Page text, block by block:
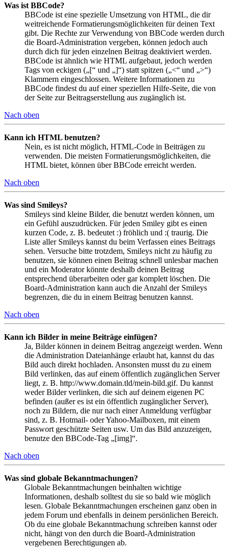
Was ist BBCode?
BBCode ist eine spezielle Umsetzung von HTML, die dir
weitreichende Formatierungsmöglichkeiten für deinen Text
gibt. Die Rechte zur Verwendung von BBCode werden durch
die Board-Administration vergeben, können jedoch auch
durch dich für jeden einzelnen Beitrag deaktiviert werden.
BBCode ist ähnlich wie HTML aufgebaut, jedoch werden
Tags von eckigen („[“ und „]“) statt spitzen („<“ und „>“)
Klammern eingeschlossen. Weitere Informationen zu
BBCode findest du auf einer speziellen Hilfe-Seite, die von
der Seite zur Beitragserstellung aus zugänglich ist.
Nach oben
Kann ich HTML benutzen?
Nein, es ist nicht möglich, HTML-Code in Beiträgen zu
verwenden. Die meisten Formatierungsmöglichkeiten, die
HTML bietet, können über BBCode erreicht werden.
Nach oben
Was sind Smileys?
Smileys sind kleine Bilder, die benutzt werden können, um
ein Gefühl auszudrücken. Für jeden Smiley gibt es einen
kurzen Code, z. B. bedeutet :) fröhlich und :( traurig. Die
Liste aller Smileys kannst du beim Verfassen eines Beitrags
sehen. Versuche bitte trotzdem, Smileys nicht zu häufig zu
benutzen, sie können einen Beitrag schnell unlesbar machen
und ein Moderator könnte deshalb deinen Beitrag
entsprechend überarbeiten oder gar komplett löschen. Die
Board-Administration kann auch die Anzahl der Smileys
begrenzen, die du in einem Beitrag benutzen kannst.
Nach oben
Kann ich Bilder in meine Beiträge einfügen?
Ja, Bilder können in deinem Beitrag angezeigt werden. Wenn
die Administration Dateianhänge erlaubt hat, kannst du das
Bild auch direkt hochladen. Ansonsten musst du zu einem
Bild verlinken, das auf einem öffentlich zugänglichen Server
liegt, z. B. http://www.domain.tld/mein-bild.gif. Du kannst
weder Bilder verlinken, die sich auf deinem eigenen PC
befinden (außer es ist ein öffentlich zugänglicher Server),
noch zu Bildern, die nur nach einer Anmeldung verfügbar
sind, z. B. Hotmail- oder Yahoo-Mailboxen, mit einem
Passwort geschützte Seiten usw. Um das Bild anzuzeigen,
benutze den BBCode-Tag „[img]“.
Nach oben
Was sind globale Bekanntmachungen?
Globale Bekanntmachungen beinhalten wichtige
Informationen, deshalb solltest du sie so bald wie möglich
lesen. Globale Bekanntmachungen erscheinen ganz oben in
jedem Forum und ebenfalls in deinem persönlichen Bereich.
Ob du eine globale Bekanntmachung schreiben kannst oder
nicht, hängt von den durch die Board-Administration
vergebenen Berechtigungen ab.